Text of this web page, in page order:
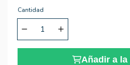
Cantidad
Añadir a la